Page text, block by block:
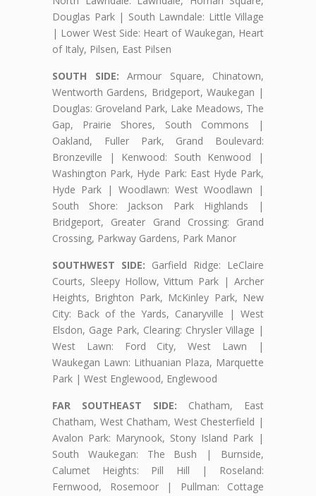
Douglas Park | South Lawndale: Little Village
| Lower West Side: Heart of Waukegan, Heart
of Italy, Pilsen, East Pilsen
SOUTH SIDE: Armour Square, Chinatown,
Wentworth Gardens, Bridgeport, Waukegan |
Douglas: Groveland Park, Lake Meadows, The
Gap, Prairie Shores, South Commons |
Oakland, Fuller Park, Grand Boulevard:
Bronzeville | Kenwood: South Kenwood |
Washington Park, Hyde Park: East Hyde Park,
Hyde Park | Woodlawn: West Woodlawn |
South Shore: Jackson Park Highlands |
Bridgeport, Greater Grand Crossing: Grand
Crossing, Parkway Gardens, Park Manor
SOUTHWEST SIDE: Garfield Ridge: LeClaire
Courts, Sleepy Hollow, Vittum Park | Archer
Heights, Brighton Park, McKinley Park, New
City: Back of the Yards, Canaryville | West
Elsdon, Gage Park, Clearing: Chrysler Village |
West Lawn: Ford City, West Lawn |
Waukegan Lawn: Lithuanian Plaza, Marquette
Park | West Englewood, Englewood
FAR SOUTHEAST SIDE: Chatham, East
Chatham, West Chatham, West Chesterfield |
Avalon Park: Marynook, Stony Island Park |
South Waukegan: The Bush | Burnside,
Calumet Heights: Pill Hill | Roseland:
Fernwood, Rosemoor | Pullman: Cottage